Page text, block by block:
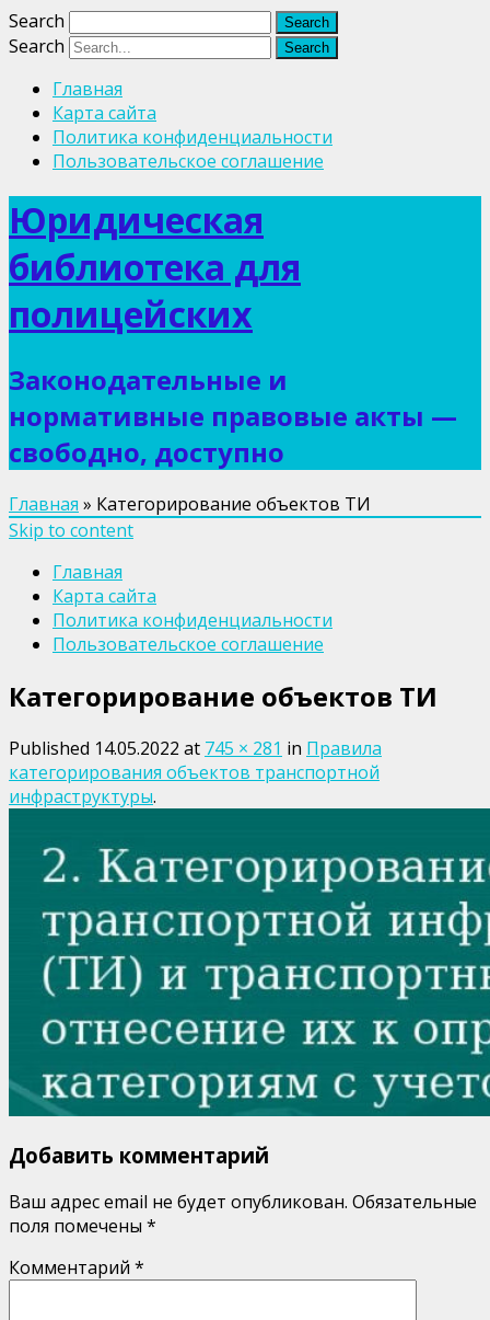
Search
Search
Главная
Карта сайта
Политика конфиденциальности
Пользовательское соглашение
Юридическая
библиотека для
полицейских
Законодательные и
нормативные правовые акты —
свободно, доступно
Главная » Категорирование объектов ТИ
Skip to content
Главная
Карта сайта
Политика конфиденциальности
Пользовательское соглашение
Категорирование объектов ТИ
Published 14.05.2022 at 745 × 281 in Правила
категорирования объектов транспортной
инфраструктуры.
Добавить комментарий
Ваш адрес email не будет опубликован. Обязательные
поля помечены *
Комментарий *